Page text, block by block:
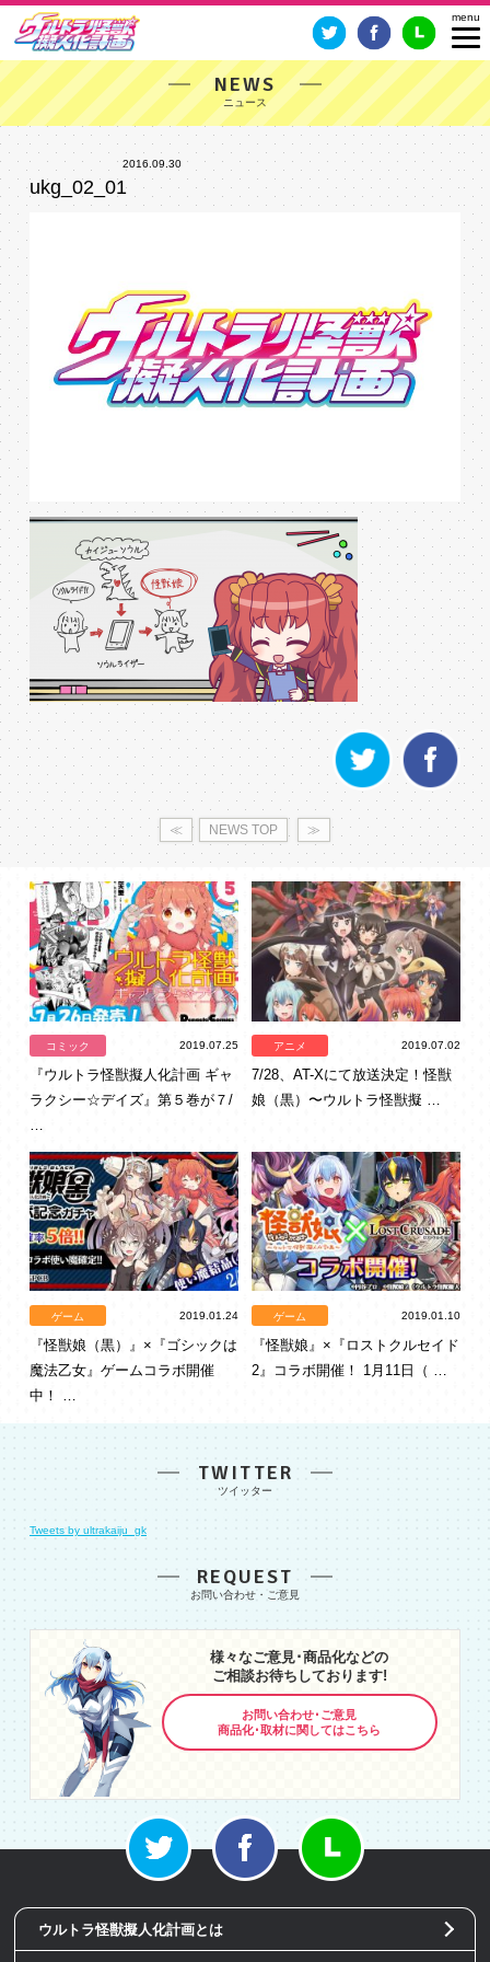
NEWS
2016.09.30
ukg_02_01
≪ NEWS TOP ≫
コミック 2019.07.25
『ウルトラ怪獣擬人化計画 ギャ
ラクシー☆デイズ』第５巻が７/
…
アニメ 2019.07.02
7/28、AT-Xにて放送決定！怪獣
娘（黒）〜ウルトラ怪獣擬 …
ゲーム 2019.01.24
『怪獣娘（黒）』×『ゴシックは
魔法乙女』ゲームコラボ開催
中！ …
ゲーム 2019.01.10
『怪獣娘』×『ロストクルセイド
2』コラボ開催！ 1月11日（ …
TWITTER
Tweets by ultrakaiju_gk
REQUEST
様々なご意見･商品化などの
ご相談お待ちしております!
お問い合わせ･ご意見
商品化･取材に関してはこちら
ウルトラ怪獣擬人化計画とは